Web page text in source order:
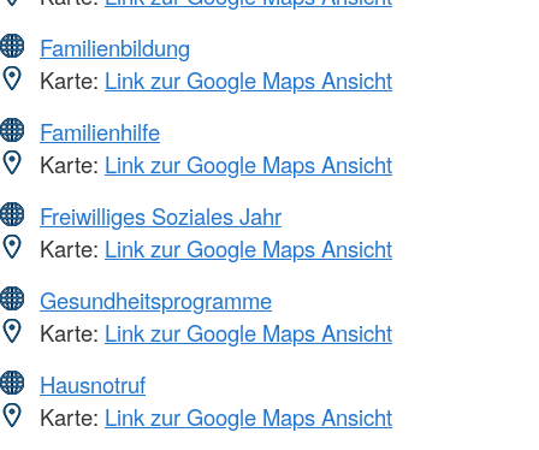
Familienbildung
Karte: Link zur Google Maps Ansicht
Familienhilfe
Karte: Link zur Google Maps Ansicht
Freiwilliges Soziales Jahr
Karte: Link zur Google Maps Ansicht
Gesundheitsprogramme
Karte: Link zur Google Maps Ansicht
Hausnotruf
Karte: Link zur Google Maps Ansicht